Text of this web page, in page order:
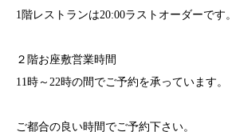
1階レストランは20:00ラストオーダーです。
２階お座敷営業時間
11時～22時の間でご予約を承っています。
ご都合の良い時間でご予約下さい。